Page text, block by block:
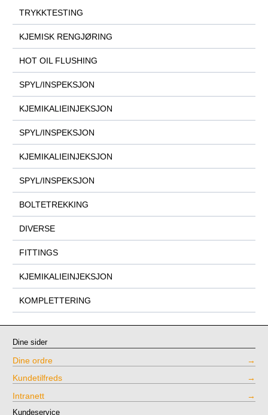
TRYKKTESTING
KJEMISK RENGJØRING
HOT OIL FLUSHING
SPYL/INSPEKSJON
KJEMIKALIEINJEKSJON
SPYL/INSPEKSJON
KJEMIKALIEINJEKSJON
SPYL/INSPEKSJON
BOLTETREKKING
DIVERSE
FITTINGS
KJEMIKALIEINJEKSJON
KOMPLETTERING
Dine sider
Dine ordre
Kundetilfreds
Intranett
Kundeservice